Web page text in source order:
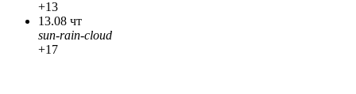
+13
13.08 чт
sun-rain-cloud
+17